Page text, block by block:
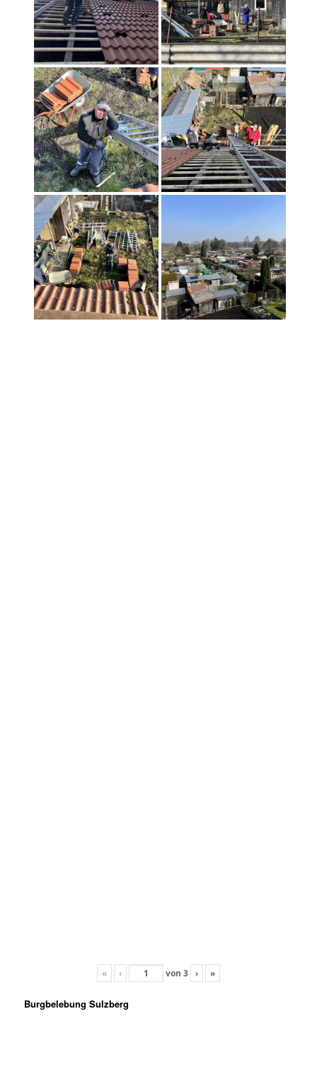
« ‹ von 3 › »
Burgbelebung Sulzberg